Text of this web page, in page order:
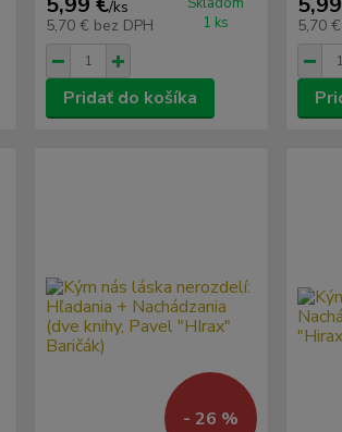
/ks
5,70 € bez DPH
1 ks
Pridať do košíka
5,70 €
- 26 %